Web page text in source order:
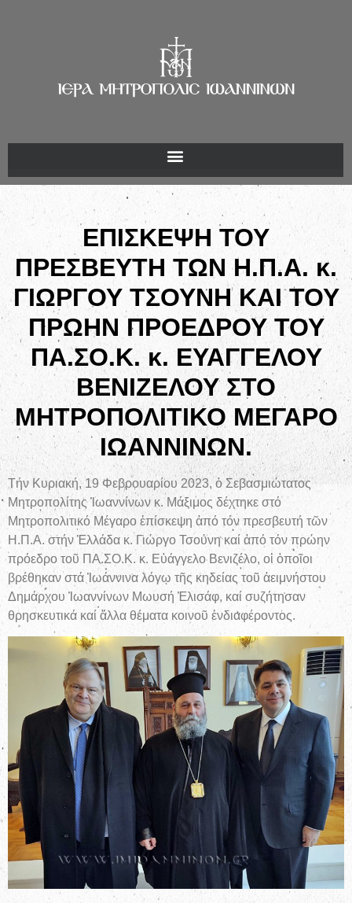
ΕΠΙΣΚΕΨΗ ΤΟΥ
ΠΡΕΣΒΕΥΤΗ ΤΩΝ Η.Π.Α. κ.
ΓΙΩΡΓΟΥ ΤΣΟΥΝΗ ΚΑΙ ΤΟΥ
ΠΡΩΗΝ ΠΡΟΕΔΡΟΥ ΤΟΥ
ΠΑ.ΣΟ.Κ. κ. ΕΥΑΓΓΕΛΟΥ
ΒΕΝΙΖΕΛΟΥ ΣΤΟ
ΜΗΤΡΟΠΟΛΙΤΙΚΟ ΜΕΓΑΡΟ
ΙΩΑΝΝΙΝΩΝ.
Τήν Κυριακή, 19 Φεβρουαρίου 2023, ὁ Σεβασμιώτατος
Μητροπολίτης Ἰωαννίνων κ. Μάξιμος δέχτηκε στό
Μητροπολιτικό Μέγαρο ἐπίσκεψη ἀπό τόν πρεσβευτή τῶν
Η.Π.Α. στήν Ἑλλάδα κ. Γιώργο Τσούνη καί ἀπό τόν πρώην
πρόεδρο τοῦ ΠΑ.ΣΟ.Κ. κ. Εὐάγγελο Βενιζέλο, οἱ ὁποῖοι
βρέθηκαν στά Ἰωάννινα λόγῳ τῆς κηδείας τοῦ ἀειμνήστου
Δημάρχου Ἰωαννίνων Μωυσή Ἐλισάφ, καί συζήτησαν
θρησκευτικά καί ἄλλα θέματα κοινοῦ ἐνδιαφέροντος.